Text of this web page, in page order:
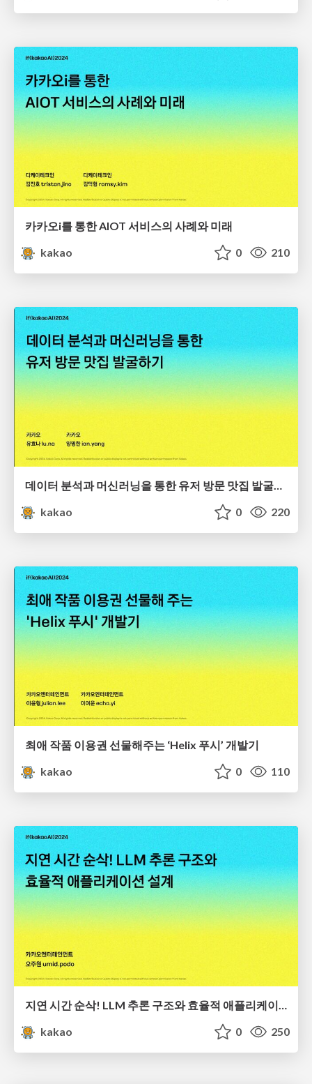
카카오i를 통한 AIOT 서비스의 사례와 미래
kakao
0 210
데이터 분석과 머신러닝을 통한 유저 방문 맛집 발굴하기
kakao
0 220
최애 작품 이용권 선물해주는 ‘Helix 푸시’ 개발기
kakao
0 110
지연 시간 순삭! LLM 추론 구조와 효율적 애플리케이션 설계
kakao
0 250